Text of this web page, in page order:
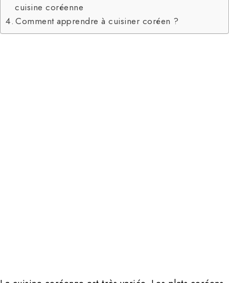
cuisine coréenne
Comment apprendre à cuisiner coréen ?